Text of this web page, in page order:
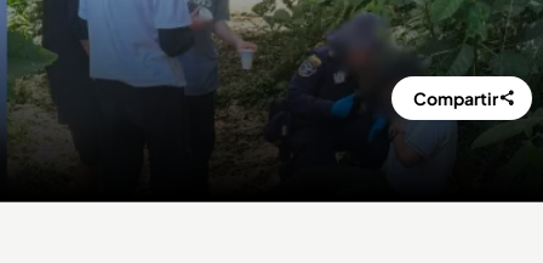
Compartir